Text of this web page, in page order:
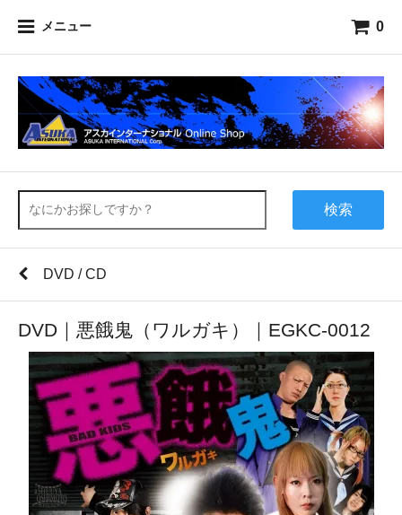
メニュー 0
検索
DVD / CD
DVD｜悪餓鬼（ワルガキ）｜EGKC-0012